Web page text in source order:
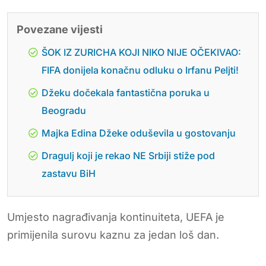
Povezane vijesti
ŠOK IZ ZURICHA KOJI NIKO NIJE OČEKIVAO:
FIFA donijela konačnu odluku o Irfanu Peljti!
Džeku dočekala fantastična poruka u
Beogradu
Majka Edina Džeke oduševila u gostovanju
Dragulj koji je rekao NE Srbiji stiže pod
zastavu BiH
Umjesto nagrađivanja kontinuiteta, UEFA je
primijenila surovu kaznu za jedan loš dan.